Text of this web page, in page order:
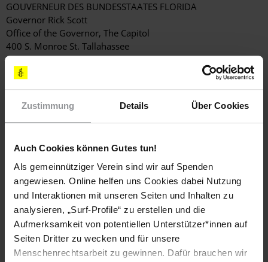
Zustimmung Details Über Cookies
Auch Cookies können Gutes tun!
Als gemeinnütziger Verein sind wir auf Spenden
angewiesen. Online helfen uns Cookies dabei Nutzung
und Interaktionen mit unseren Seiten und Inhalten zu
analysieren, „Surf-Profile“ zu erstellen und die
Aufmerksamkeit von potentiellen Unterstützer*innen auf
Seiten Dritter zu wecken und für unsere
Menschenrechtsarbeit zu gewinnen. Dafür brauchen wir
GOUVERNEUR DES BUNDESSTAATES FLORIDA
Governor Rick Scott
Office of the Governor, The Capitol
400 S. Monroe St. Tallahassee
FL 32399-0001, USA
E-Mail:
Office of Executive Clemency
Florida Parole Commission
Tallahassee, FL 32399-2450, USA
(Anrede: Dear Members of the Clemency Board /Sehr geehrte
Mitglieder des Begnadigungsausschusses)
E-Mail:ClemencyWeb@fpc.state.fl.us
Fax: (001) 850 414-6031 oder (001) 850 488-0695
KOPIEN AN
BOTSCHAFT DER VEREINIGTEN STAATEN VON AMERIKA
S.E. Herrn John Bonnell Emerson